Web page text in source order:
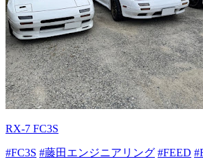
RX-7 FC3S
#FC3S #藤田エンジニアリング #FEED